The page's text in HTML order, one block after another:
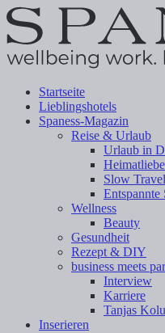
Startseite
Lieblingshotels
Spaness-Magazin
Reise & Urlaub
Urlaub in
Slow Travel
Entspannte
Wellness
Beauty
Gesundheit
Rezept & DIY
business meets
Interview
Karriere
Tanjas
Inserieren